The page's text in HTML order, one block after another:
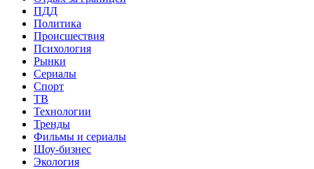
ПДД
Политика
Происшествия
Психология
Рынки
Сериалы
Спорт
ТВ
Технологии
Тренды
Фильмы и сериалы
Шоу-бизнес
Экология